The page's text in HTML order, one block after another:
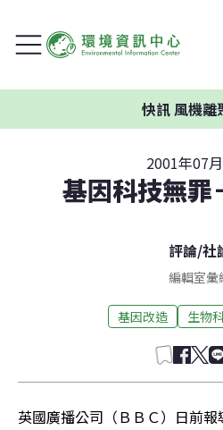
快訊風機離
2001年07
基因科技無罪
評論/社
編輯室彙
基因改造 生物
英國廣播公司（ＢＢＣ）日前